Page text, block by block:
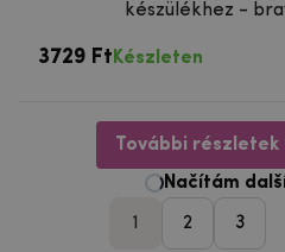
készülékhez -
3729 Ft Készleten
További részletek